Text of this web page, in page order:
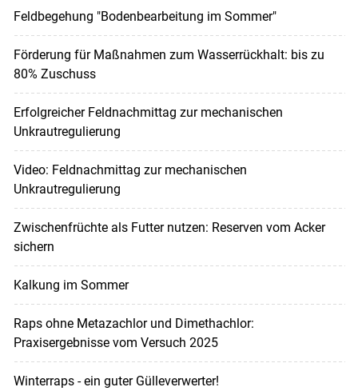
Feldbegehung "Bodenbearbeitung im Sommer"
Förderung für Maßnahmen zum Wasserrückhalt: bis zu
80% Zuschuss
Erfolgreicher Feldnachmittag zur mechanischen
Unkrautregulierung
Video: Feldnachmittag zur mechanischen
Unkrautregulierung
Zwischenfrüchte als Futter nutzen: Reserven vom Acker
sichern
Kalkung im Sommer
Raps ohne Metazachlor und Dimethachlor:
Praxisergebnisse vom Versuch 2025
Winterraps - ein guter Gülleverwerter!